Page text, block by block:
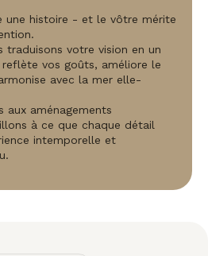
une histoire - et le vôtre mérite
traduisons votre vision en un
vos goûts, améliore le
avec la mer elle-
aux aménagements
à ce que chaque détail
intemporelle et